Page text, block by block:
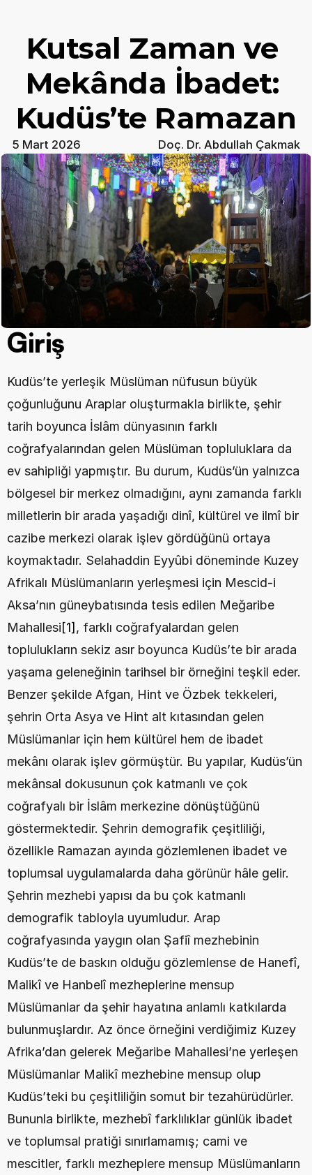
Kutsal Zaman ve
Mekânda İbadet:
Kudüs’te Ramazan
5 Mart 2026 Doç. Dr. Abdullah Çakmak
Giriş
Kudüs’te yerleşik Müslüman nüfusun büyük
çoğunluğunu Araplar oluşturmakla birlikte, şehir
tarih boyunca İslâm dünyasının farklı
coğrafyalarından gelen Müslüman topluluklara da
ev sahipliği yapmıştır. Bu durum, Kudüs’ün yalnızca
bölgesel bir merkez olmadığını, aynı zamanda farklı
milletlerin bir arada yaşadığı dinî, kültürel ve ilmî bir
cazibe merkezi olarak işlev gördüğünü ortaya
koymaktadır. Selahaddin Eyyûbi döneminde Kuzey
Afrikalı Müslümanların yerleşmesi için Mescid-i
Aksa’nın güneybatısında tesis edilen Meğaribe
Mahallesi[1] , farklı coğrafyalardan gelen
toplulukların sekiz asır boyunca Kudüs’te bir arada
yaşama geleneğinin tarihsel bir örneğini teşkil eder.
Benzer şekilde Afgan, Hint ve Özbek tekkeleri,
şehrin Orta Asya ve Hint alt kıtasından gelen
Müslümanlar için hem kültürel hem de ibadet
mekânı olarak işlev görmüştür. Bu yapılar, Kudüs’ün
mekânsal dokusunun çok katmanlı ve çok
coğrafyalı bir İslâm merkezine dönüştüğünü
göstermektedir. Şehrin demografik çeşitliliği,
özellikle Ramazan ayında gözlemlenen ibadet ve
toplumsal uygulamalarda daha görünür hâle gelir.
Şehrin mezhebi yapısı da bu çok katmanlı
demografik tabloyla uyumludur. Arap
coğrafyasında yaygın olan Şafiî mezhebinin
Kudüs’te de baskın olduğu gözlemlense de Hanefî,
Malikî ve Hanbelî mezheplerine mensup
Müslümanlar da şehir hayatına anlamlı katkılarda
bulunmuşlardır. Az önce örneğini verdiğimiz Kuzey
Afrika’dan gelerek Meğaribe Mahallesi’ne yerleşen
Müslümanlar Malikî mezhebine mensup olup
Kudüs’teki bu çeşitliliğin somut bir tezahürüdürler.
Bununla birlikte, mezhebî farklılıklar günlük ibadet
ve toplumsal pratiği sınırlamamış; cami ve
mescitler, farklı mezheplere mensup Müslümanların